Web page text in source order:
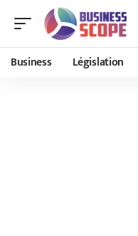
Business Législation